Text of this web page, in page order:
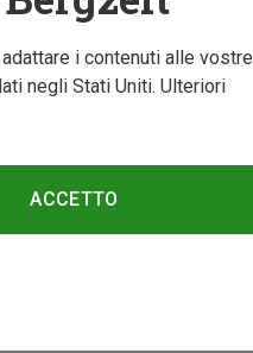
i contenuti alle vostre
negli Stati Uniti. Ulteriori
ACCETTO